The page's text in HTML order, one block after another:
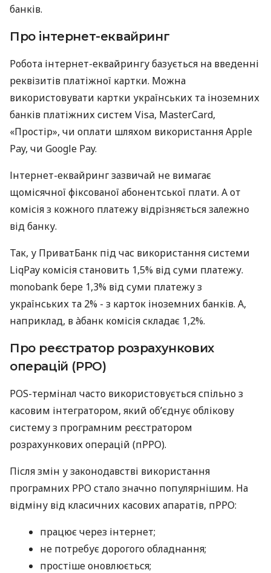
банків.
Про інтернет-еквайринг
Робота інтернет-еквайрингу базується на введенні
реквізитів платіжної картки. Можна
використовувати картки українських та іноземних
банків платіжних систем Visa, MasterCard,
«Простір», чи оплати шляхом використання Apple
Pay, чи Google Pay.
Інтернет-еквайринг зазвичай не вимагає
щомісячної фіксованої абонентської плати. А от
комісія з кожного платежу відрізняється залежно
від банку.
Так, у ПриватБанк під час використання системи
LiqPay комісія становить 1,5% від суми платежу.
monobank бере 1,3% від суми платежу з
українських та 2% - з карток іноземних банків. А,
наприклад, в àбанк комісія складає 1,2%.
Про реєстратор розрахункових
операцій (РРО)
POS-термінал часто використовується спільно з
касовим інтегратором, який об’єднує облікову
систему з програмним реєстратором
розрахункових операцій (пРРО).
Після змін у законодавстві використання
програмних РРО стало значно популярнішим. На
відміну від класичних касових апаратів, пРРО:
працює через інтернет;
не потребує дорогого обладнання;
простіше оновлюється;